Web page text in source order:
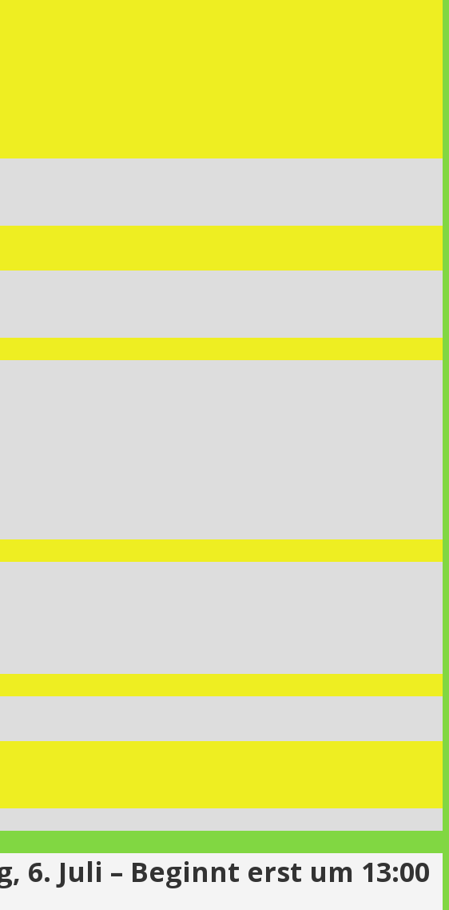
6. Juli – Beginnt erst um 13:00